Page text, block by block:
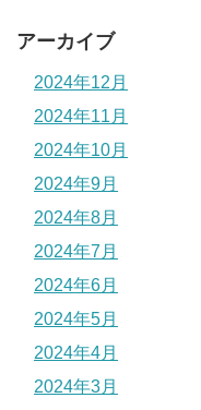
アーカイブ
2024年12月
2024年11月
2024年10月
2024年9月
2024年8月
2024年7月
2024年6月
2024年5月
2024年4月
2024年3月